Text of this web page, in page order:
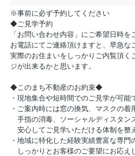
※事前に必ず予約してください
◆ご見学予約
「お問い合わせ内容」にご希望日時を
お電話にてご連絡頂けますと、早急な
実際のお住まいをしっかりご内覧頂く
ジが出来るかと思います。
◆このまち不動産のお約束◆
・現地集合や短時間でのご見学が可能
・ご案内時には窓の換気、マスクの着
手指の消毒、ソーシャルディスタン
安心してご見学いただける体制を整
・地域に特化した経験実績豊富な専門
しっかりとお客様のご要望にお応え